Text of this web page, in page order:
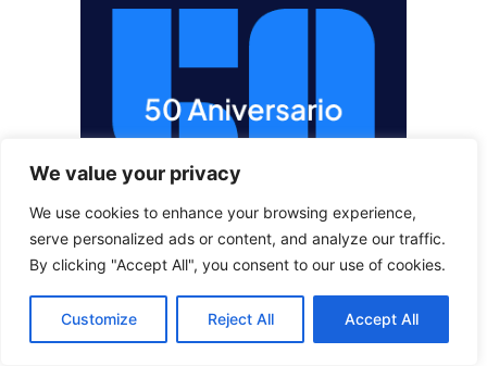
We value your privacy
We use cookies to enhance your browsing experience,
serve personalized ads or content, and analyze our traffic.
By clicking "Accept All", you consent to our use of cookies.
Customize Reject All Accept All
- Advertisement -